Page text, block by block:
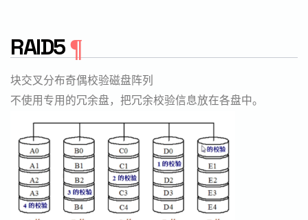
RAID5
块交叉分布奇偶校验磁盘阵列
不使用专用的冗余盘，把冗余校验信息放在各盘中。